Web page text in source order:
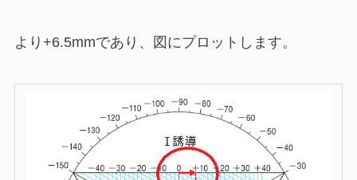
より+6.5mmであり、図にプロットします。